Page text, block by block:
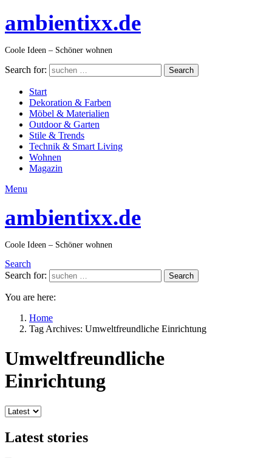
ambientixx.de
Coole Ideen – Schöner wohnen
Search for: Search
Start
Dekoration & Farben
Möbel & Materialien
Outdoor & Garten
Stile & Trends
Technik & Smart Living
Wohnen
Magazin
Menu
ambientixx.de
Coole Ideen – Schöner wohnen
Search
Search for:
Search
You are here:
Home
Tag Archives: Umweltfreundliche Einrichtung
Umweltfreundliche
Einrichtung
Latest stories